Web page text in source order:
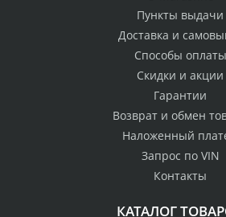
Пункты выдачи
Доставка и
Способы оплаты
Скидки и акции
Гарантии
Возврат и обмен
Наложенный
Запрос по VIN
Контакты
КАТАЛОГ